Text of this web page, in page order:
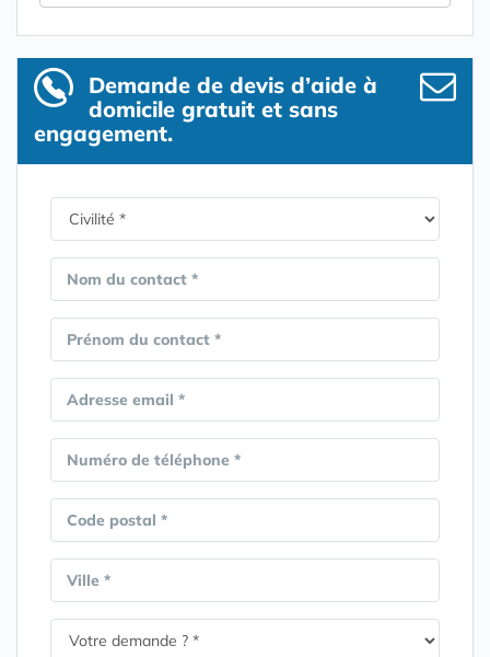
Demande de devis d’aide à
domicile gratuit et sans
engagement.
Nom du contact *
Prénom du contact *
Adresse email *
Numéro de téléphone *
Code postal *
Ville *